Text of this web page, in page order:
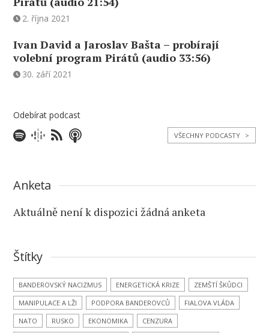
2. října 2021
Ivan David a Jaroslav Bašta – probírají
volební program Pirátů (audio 33:56)
30. září 2021
Odebírat podcast
VŠECHNY PODCASTY >
Anketa
Aktuálně není k dispozici žádná anketa
Štítky
BANDEROVSKÝ NACIZMUS ENERGETICKÁ KRIZE
ZEMŠTÍ ŠKŮDCI
MANIPULACE A LŽI
PODPORA BANDEROVCŮ
FIALOVA VLÁDA
NATO
RUSKO EKONOMIKA
CENZURA